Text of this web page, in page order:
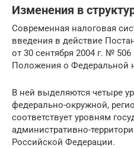
Изменения в
Современная налоговая
введения в действие
от 30 сентября 2004 г. №
Положения о Федеральной
В ней выделяются четыре
федерально-окружной,
соответствует уровням
административно-
Российской Федерации.